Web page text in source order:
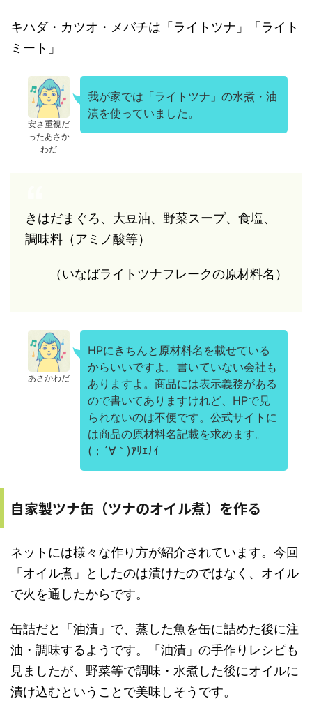
キハダ・カツオ・メバチは「ライトツナ」「ライト
ミート」
安さ重視だ
ったあさか
わだ
我が家では「ライトツナ」の水煮・油
漬を使っていました。
きはだまぐろ、大豆油、野菜スープ、食塩、
調味料（アミノ酸等）
（いなばライトツナフレークの原材料名）
あさかわだ
HPにきちんと原材料名を載せている
からいいですよ。書いていない会社も
ありますよ。商品には表示義務がある
ので書いてありますけれど、HPで見
られないのは不便です。公式サイトに
は商品の原材料名記載を求めます。
(；´∀｀)ｱﾘｴﾅｲ
自家製ツナ缶（ツナのオイル煮）を作る
ネットには様々な作り方が紹介されています。今回
「オイル煮」としたのは漬けたのではなく、オイル
で火を通したからです。
缶詰だと「油漬」で、蒸した魚を缶に詰めた後に注
油・調味するようです。「油漬」の手作りレシピも
見ましたが、野菜等で調味・水煮した後にオイルに
漬け込むということで美味しそうです。